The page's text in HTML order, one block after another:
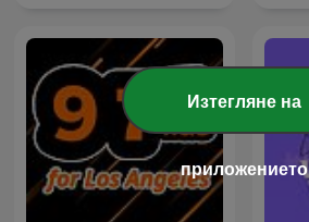
Изтегляне на
приложението